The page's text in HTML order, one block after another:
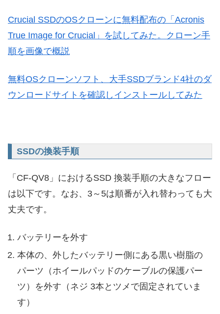
Crucial SSDのOSクローンに無料配布の「Acronis
True Image for Crucial」を試してみた。クローン手
順を画像で概説
無料OSクローンソフト、大手SSDブランド4社のダ
ウンロードサイトを確認しインストールしてみた
SSDの換装手順
「CF-QV8」におけるSSD 換装手順の大きなフロー
は以下です。なお、3～5は順番が入れ替わっても大
丈夫です。
バッテリーを外す
本体の、外したバッテリー側にある黒い樹脂の
パーツ（ホイールパッドのケーブルの保護パー
ツ）を外す（ネジ 3本とツメで固定されていま
す）